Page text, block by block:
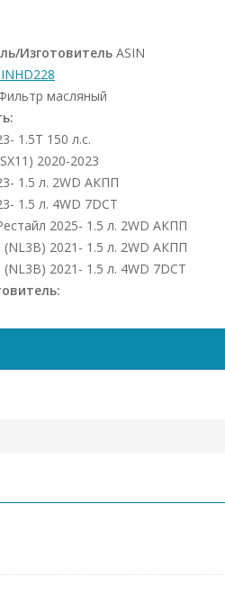
Изготовитель ASIN
масляный
1.5Т 150 л.с.
2020-2023
1.5 л. 2WD АКПП
1.5 л. 4WD 7DCT
2025- 1.5 л. 2WD АКПП
(NL3B) 2021- 1.5 л. 2WD АКПП
2021- 1.5 л. 4WD 7DCT